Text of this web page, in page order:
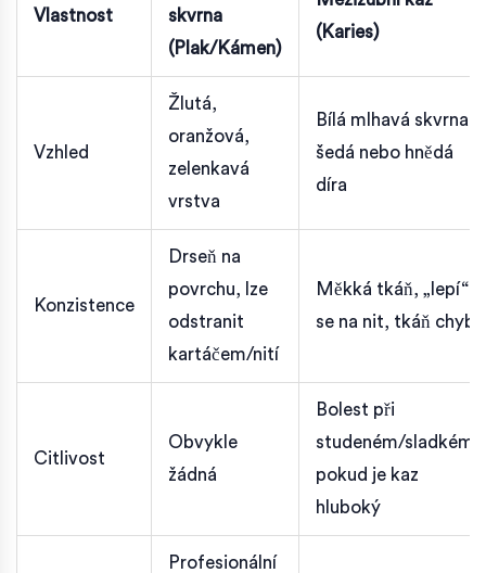
Vlastnost
skvrna
(Plak/Kámen)
(Karies)
Vzhled
Žlutá,
oranžová,
zelenkavá
vrstva
Bílá mlhavá skvrna,
šedá nebo hnědá
díra
Konzistence
Drseň na
povrchu, lze
odstranit
kartáčem/nití
Měkká tkáň, „lepí“
se na nit, tkáň chybí
Citlivost
Obvykle
žádná
Bolest při
studeném/sladkém,
pokud je kaz
hluboký
Profesionální